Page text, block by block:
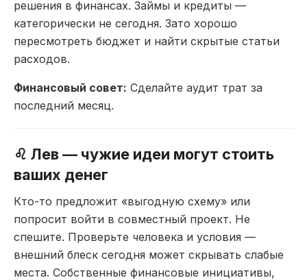
решения в финансах. Займы и кредиты —
категорически не сегодня. Зато хорошо
пересмотреть бюджет и найти скрытые статьи
расходов.
Финансовый совет: Сделайте аудит трат за
последний месяц.
♌ Лев — чужие идеи могут стоить
ваших денег
Кто-то предложит «выгодную схему» или
попросит войти в совместный проект. Не
спешите. Проверьте человека и условия —
внешний блеск сегодня может скрывать слабые
места. Собственные финансовые инициативы,